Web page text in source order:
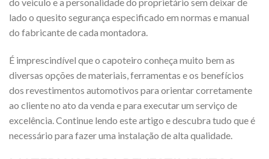
do veiculo e a personalidade do proprietário sem deixar de
lado o quesito segurança especificado em normas e manual
do fabricante de cada montadora.
É imprescindível que o capoteiro conheça muito bem as
diversas opções de materiais, ferramentas e os benefícios
dos revestimentos automotivos para orientar corretamente
ao cliente no ato da venda e para executar um serviço de
excelência. Continue lendo este artigo e descubra tudo que é
necessário para fazer uma instalação de alta qualidade.